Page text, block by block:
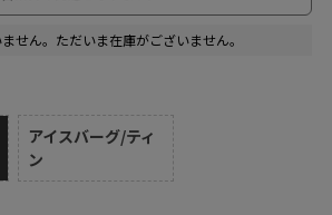
せん。ただいま在庫がございません。
アイスバーグ/ティ
ン